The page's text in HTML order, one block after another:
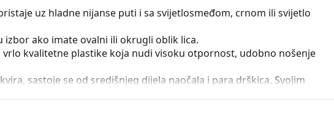
uz hladne nijanse puti i sa svijetlosmeđom, crnom ili svijetlo
izbor ako imate ovalni ili okrugli oblik lica.
vrlo kvalitetne plastike koja nudi visoku otpornost, udobno nošenje
sastoje se od središnjeg dijela naočala i para drškica. Svojim
leća i, iznad svega, njihovu zaštitu od oštećenja. Ova vrsta okvira
uključujući i one s većom optičkom moći.